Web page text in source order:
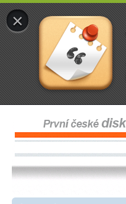
×